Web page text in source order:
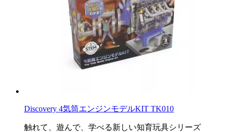
Discovery 4気筒エンジンモデルKIT TK010
触れて、遊んで、学べる新しい知育玩具シリーズ